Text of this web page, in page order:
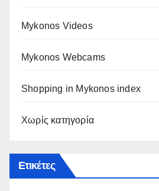
Mykonos Videos
Mykonos Webcams
Shopping in Mykonos index
Χωρίς κατηγορία
Ετικέτες